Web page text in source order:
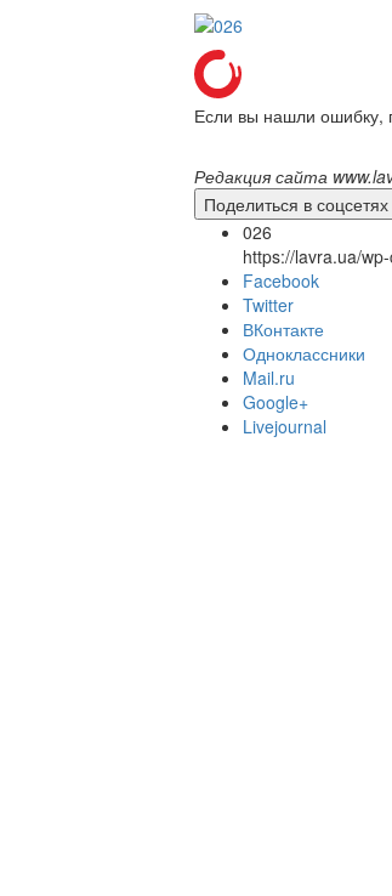
Если вы нашли ошибку,
Редакция сайта
Поделиться в соцсетях
026
https://lavra.ua/
Facebook
Twitter
ВКонтакте
Одноклассники
Mail.ru
Google+
Livejournal